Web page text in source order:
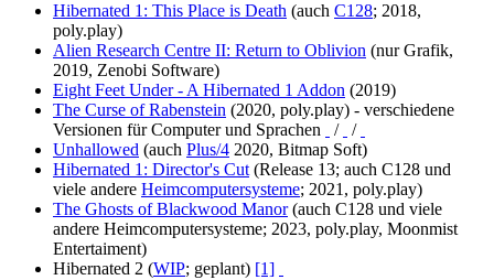
Hibernated 1: This Place is Death (auch C128; 2018,
poly.play)
Alien Research Centre II: Return to Oblivion (nur Grafik,
2019, Zenobi Software)
Eight Feet Under - A Hibernated 1 Addon (2019)
The Curse of Rabenstein (2020, poly.play) - verschiedene
Versionen für Computer und Sprachen
/
/
Unhallowed (auch Plus/4 2020, Bitmap Soft)
Hibernated 1: Director's Cut (Release 13; auch C128 und
viele andere Heimcomputersysteme; 2021, poly.play)
The Ghosts of Blackwood Manor(auch C128 und viele
andere Heimcomputersysteme; 2023, poly.play, Moonmist
Entertaiment)
Hibernated 2 (WIP; geplant) [1]